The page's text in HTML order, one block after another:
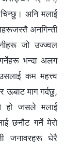
अनि मलाई
अनगिन्ती
जो उज्ज्वल
भन्दा अलग
कम महत्त्व
माग गर्दछु,
हो जसले मलाई
छनौट गर्ने मेरो
जनावरहरू धेरै